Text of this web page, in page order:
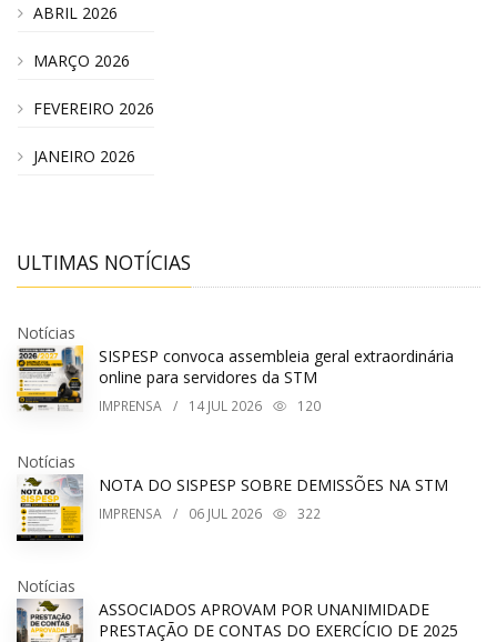
ABRIL 2026
MARÇO 2026
FEVEREIRO 2026
JANEIRO 2026
ULTIMAS NOTÍCIAS
Notícias
SISPESP convoca assembleia geral extraordinária
online para servidores da STM
IMPRENSA / 14JUL 2026 120
Notícias
NOTA DO SISPESP SOBRE DEMISSÕES NA STM
IMPRENSA / 06 JUL 2026 322
Notícias
ASSOCIADOS APROVAM POR UNANIMIDADE
PRESTAÇÃO DE CONTAS DO EXERCÍCIO DE 2025